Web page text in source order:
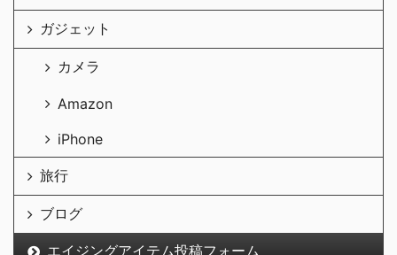
ガジェット
カメラ
Amazon
iPhone
旅行
ブログ
エイジングアイテム投稿フォーム